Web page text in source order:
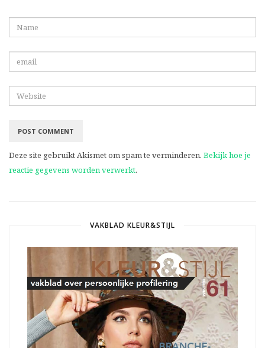
Deze site gebruikt Akismet om spam te verminderen. Bekijk hoe je
reactie gegevens worden verwerkt.
VAKBLAD KLEUR&STIJL